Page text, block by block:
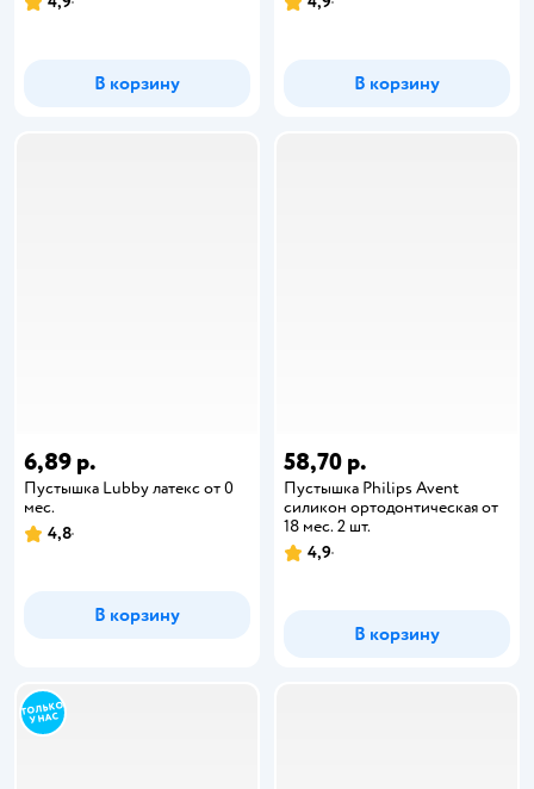
В корзину В корзину
6,89 р.
Пустышка Lubby латекс от 0
мес.
4,8
В корзину
58,70 р.
Пустышка Philips Avent
силикон ортодонтическая от
18 мес. 2 шт.
4,9
В корзину